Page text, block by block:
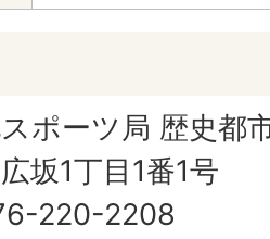
ポーツ局 歴史都
坂1丁目1番1号
220-2208